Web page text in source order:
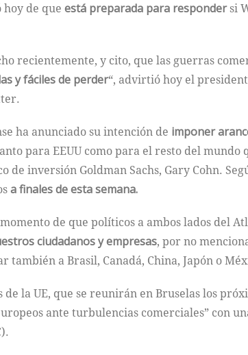
hoy de que está preparada para respondersi
recientemente, y cito, que las guerras
y fáciles de perder“, advirtió hoy el
ha anunciado su intención de imponer
para EEUU como para el resto del
de inversión Goldman Sachs, Gary Cohn.
a finales de esta semana.
de que políticos a ambos lados del
ciudadanos y empresas, por no
también a Brasil, Canadá, China, Japón o
la UE, que se reunirán en Bruselas los
ante turbulencias comerciales” con